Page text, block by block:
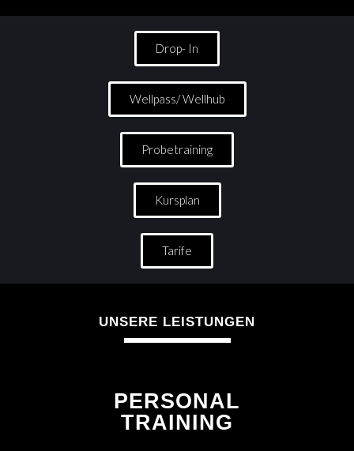
Drop- In
Wellpass/ Wellhub
Probetraining
Kursplan
Tarife
UNSERE LEISTUNGEN
PERSONAL
TRAINING